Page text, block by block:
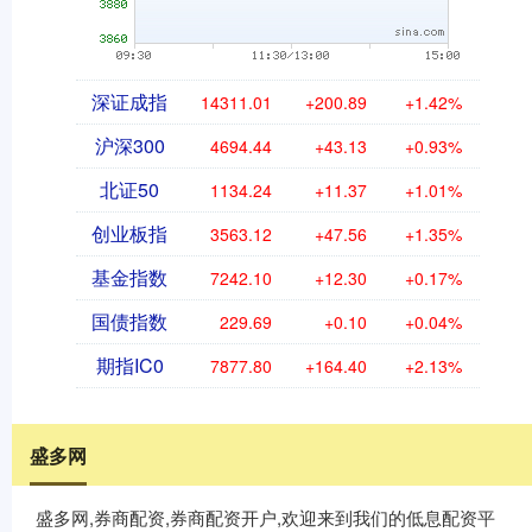
深证成指 14311.01 +200.89 +1.42%
沪深300 4694.44 +43.13 +0.93%
北证50 1134.24 +11.37 +1.01%
创业板指 3563.12 +47.56 +1.35%
基金指数 7242.10 +12.30 +0.17%
国债指数 229.69 +0.10 +0.04%
期指IC0 7877.80 +164.40 +2.13%
盛多网
盛多网,券商配资,券商配资开户,欢迎来到我们的低息配资平